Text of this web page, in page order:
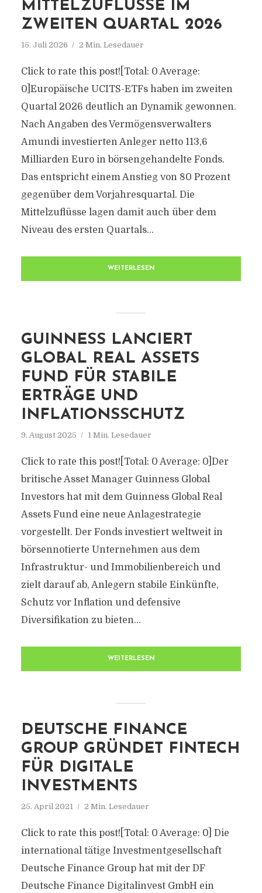
MITTELZUFLÜSSE IM
ZWEITEN QUARTAL 2026
15. Juli 2026 2 Min. Lesedauer
Click to rate this post![Total: 0 Average:
0]Europäische UCITS-ETFs haben im zweiten
Quartal 2026 deutlich an Dynamik gewonnen.
Nach Angaben des Vermögensverwalters
Amundi investierten Anleger netto 113,6
Milliarden Euro in börsengehandelte Fonds.
Das entspricht einem Anstieg von 80 Prozent
gegenüber dem Vorjahresquartal. Die
Mittelzuflüsse lagen damit auch über dem
Niveau des ersten Quartals...
WEITERLESEN
GUINNESS LANCIERT
GLOBAL REAL ASSETS
FUND FÜR STABILE
ERTRÄGE UND
INFLATIONSSCHUTZ
9. August 2025 1 Min. Lesedauer
Click to rate this post![Total: 0 Average: 0]Der
britische Asset Manager Guinness Global
Investors hat mit dem Guinness Global Real
Assets Fund eine neue Anlagestrategie
vorgestellt. Der Fonds investiert weltweit in
börsennotierte Unternehmen aus dem
Infrastruktur- und Immobilienbereich und
zielt darauf ab, Anlegern stabile Einkünfte,
Schutz vor Inflation und defensive
Diversifikation zu bieten...
WEITERLESEN
DEUTSCHE FINANCE
GROUP GRÜNDET FINTECH
FÜR DIGITALE
INVESTMENTS
25. April 2021 2 Min. Lesedauer
Click to rate this post![Total: 0 Average: 0] Die
international tätige Investmentgesellschaft
Deutsche Finance Group hat mit der DF
Deutsche Finance Digitalinvest GmbH ein